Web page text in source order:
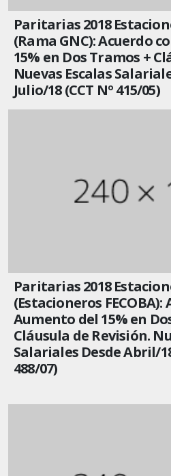
Paritarias 2018
(Rama GNC): Acuerdo
15% en Dos Tramos +
Nuevas Escalas
Julio/18 (CCT Nº 415/05)
Paritarias 2018
(Estacioneros FECOBA):
Aumento del 15% en
Cláusula de Revisión.
Salariales Desde Abril/
488/07)